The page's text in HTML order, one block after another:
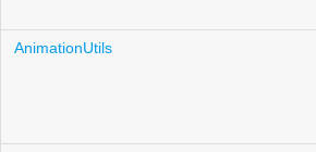
AnimationUtils